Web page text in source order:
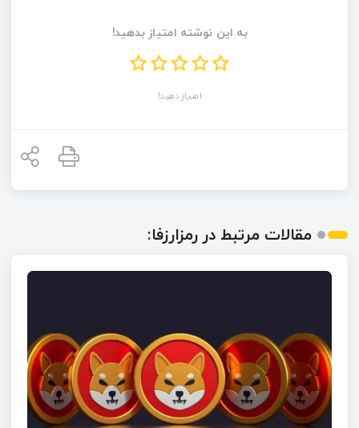
به این نوشته امتیاز بدهید!
امتیاز دهید!
مقالات مرتبط در رمزارزفا: